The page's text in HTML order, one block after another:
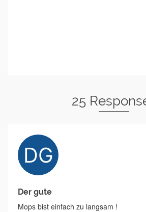
25
Der gute
Mops bist einfach zu langsam !